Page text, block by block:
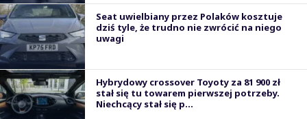
Seat uwielbiany przez Polaków kosztuje
dziś tyle, że trudno nie zwrócić na niego
uwagi
Hybrydowy crossover Toyoty za 81 900 zł
stał się tu towarem pierwszej potrzeby.
Niechcący stał się p...